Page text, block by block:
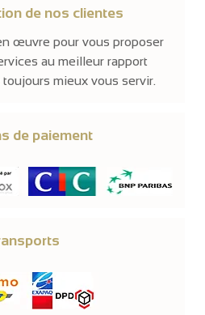
de nos clientes
œuvre pour vous proposer
au meilleur rapport
mieux vous servir.
de paiement